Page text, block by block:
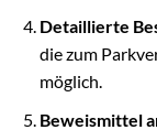
Detaillierte
die zum
möglich.
Beweismittel